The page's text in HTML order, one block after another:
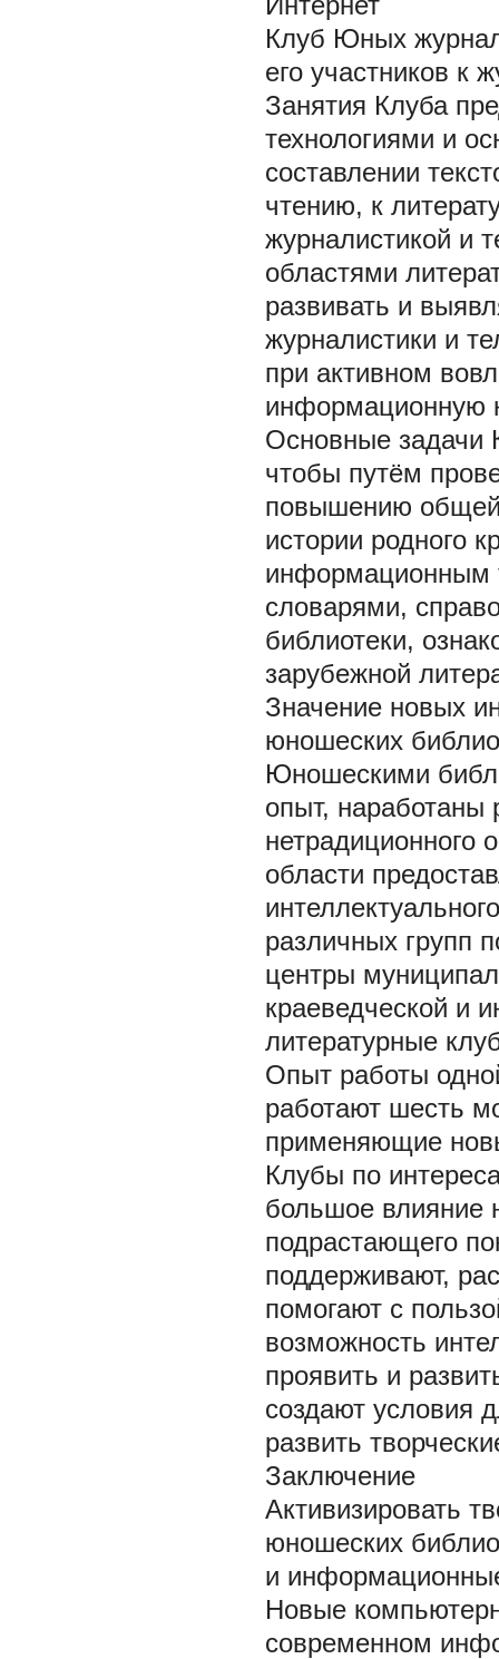
Клуб Юных
его участников к
Занятия Клуба
технологиями и
составлении
чтению, к
журналистикой и
областями
развивать и
журналистики и
при активном
информационную
Основные задачи
чтобы путём
повышению общей
истории родного
информационным
словарями,
библиотеки,
зарубежной
Значение новых
юношеских
Юношескими
опыт, наработаны
нетрадиционного
области
различных групп
центры
краеведческой и
литературные
Опыт работы
работают шесть
применяющие
Клубы по
большое влияние
подрастающего
поддерживают,
помогают с
возможность
проявить и
создают условия
развить
Заключение
Активизировать
юношеских
и
Новые
современном